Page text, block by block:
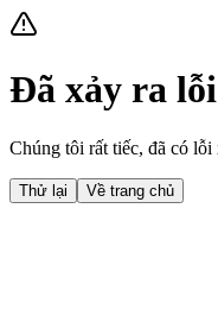
Đã xảy ra lỗi
Chúng tôi rất tiếc, đã có
Thử lại Về trang chủ